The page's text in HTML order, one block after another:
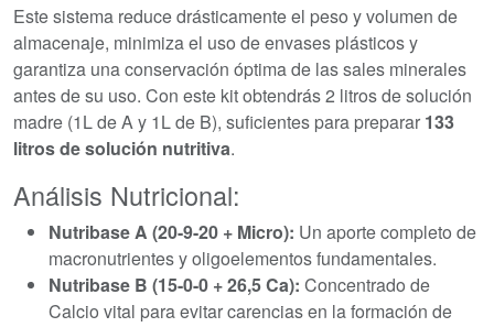
Este sistema reduce drásticamente el peso y volumen de
almacenaje, minimiza el uso de envases plásticos y
garantiza una conservación óptima de las sales minerales
antes de su uso. Con este kit obtendrás 2 litros de solución
madre (1L de A y 1L de B), suficientes para preparar 133
litros de solución nutritiva.
Análisis Nutricional:
Nutribase A (20-9-20 + Micro): Un aporte completo de
macronutrientes y oligoelementos fundamentales.
Nutribase B (15-0-0 + 26,5 Ca): Concentrado de
Calcio vital para evitar carencias en la formación de